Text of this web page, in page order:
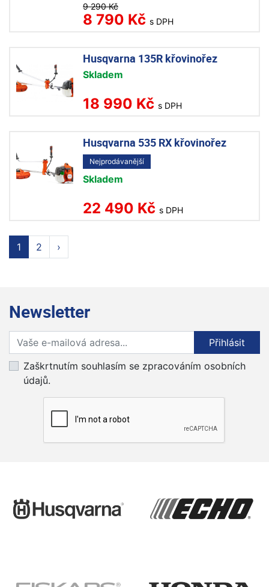
9 290 Kč
8 790 Kč s DPH
Husqvarna 135R křovinořez
Skladem
18 990 Kč s DPH
Husqvarna 535 RX křovinořez
Nejprodávanější
Skladem
22 490 Kč s DPH
1 2 ›
Newsletter
Přihlaste se k odběru novinek
Přihlásit
Zaškrtnutím souhlasím se zpracováním osobních
údajů.